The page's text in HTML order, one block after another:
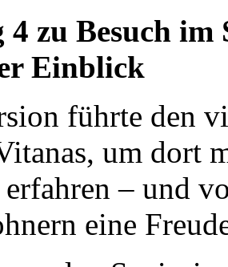
4 zu Besuch
Einblick
führte den
um dort
– und
eine